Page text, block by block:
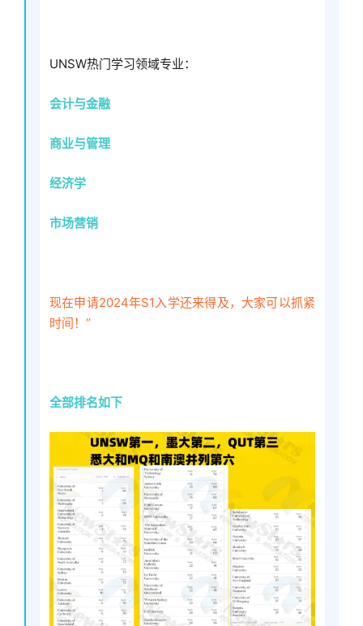
UNSW热门学习领域专业：
会计与金融
商业与管理
经济学
市场营销
现在申请2024年S1入学还来得及，大家可以抓紧
时间！‘’
全部排名如下